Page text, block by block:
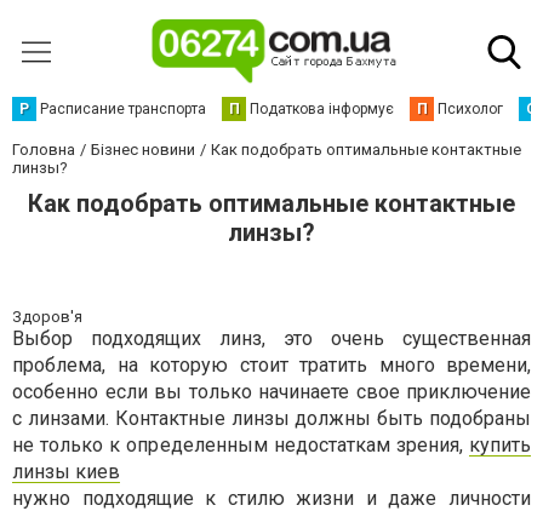
Р Расписание транспорта П Податкова інформує П Психолог С
Головна Бізнес новини
Как подобрать оптимальные контактные
линзы?
Как подобрать оптимальные контактные
линзы?
Здоров'я
Выбор подходящих линз, это очень существенная
проблема, на которую стоит тратить много времени,
особенно если вы только начинаете свое приключение
с линзами. Контактные линзы должны быть подобраны
не только к определенным недостаткам зрения, купить
линзы киев
нужно подходящие к стилю жизни и даже личности